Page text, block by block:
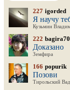
227 igorded
Я научу
Кузьмин
222 bagira70
Доказано
Земфира
166 popurik
Позови
Тирольский